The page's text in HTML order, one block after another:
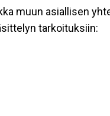
muun asiallisen
tarkoituksiin: